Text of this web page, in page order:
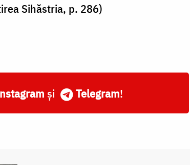
Sihăstria, p. 286)
și Telegram!